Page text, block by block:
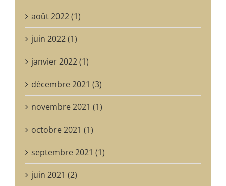
août 2022 (1)
juin 2022 (1)
janvier 2022 (1)
décembre 2021 (3)
novembre 2021 (1)
octobre 2021 (1)
septembre 2021 (1)
juin 2021 (2)